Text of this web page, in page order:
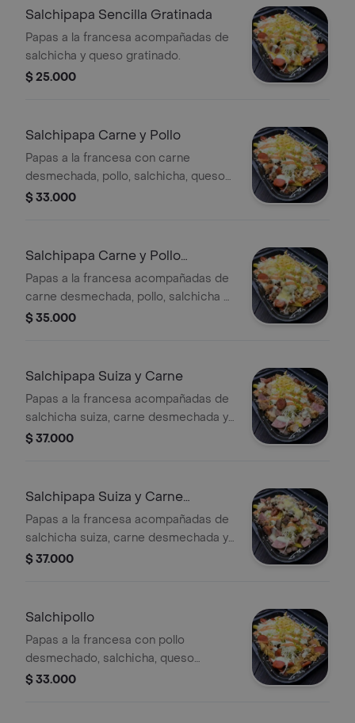
Salchipapa Sencilla Gratinada
Papas a la francesa acompañadas de
salchicha y queso gratinado.
$ 25.000
Salchipapa Carne y Pollo
Papas a la francesa con carne
desmechada, pollo, salchicha, queso
rallado y salsas.
$ 33.000
Salchipapa Carne y Pollo
Gratinada
Papas a la francesa acompañadas de
carne desmechada, pollo, salchicha y
queso gratinado.
$ 35.000
Salchipapa Suiza y Carne
Papas a la francesa acompañadas de
salchicha suiza, carne desmechada y
salsas de la casa.
$ 37.000
Salchipapa Suiza y Carne
Gratinada
Papas a la francesa acompañadas de
salchicha suiza, carne desmechada y
queso gratinado.
$ 37.000
Salchipollo
Papas a la francesa con pollo
desmechado, salchicha, queso
rallado, salsas y papas fritas
$ 33.000